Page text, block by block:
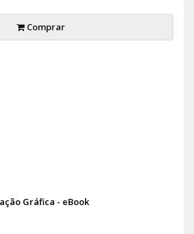
Comprar
Gráfica - eBook